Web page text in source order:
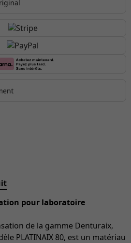
pour laboratoire
de la gamme Denturaix,
PLATINAIX 80, est un matériau